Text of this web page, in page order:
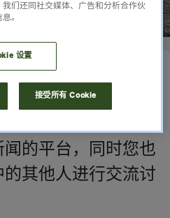
的平台，同时您也
其他人进行交流讨
们还同社交媒体、广告和分析合作伙
。
设置
接受所有 Cookie